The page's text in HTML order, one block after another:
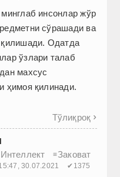
инсонлар жўр
сўрашади ва
қилишади. Одатда
ўзлари талаб
махсус
ҳимоя қилинади.
Тўлиқроқ 
Интеллект ≡Заковат
30.07.2021 ✔1375